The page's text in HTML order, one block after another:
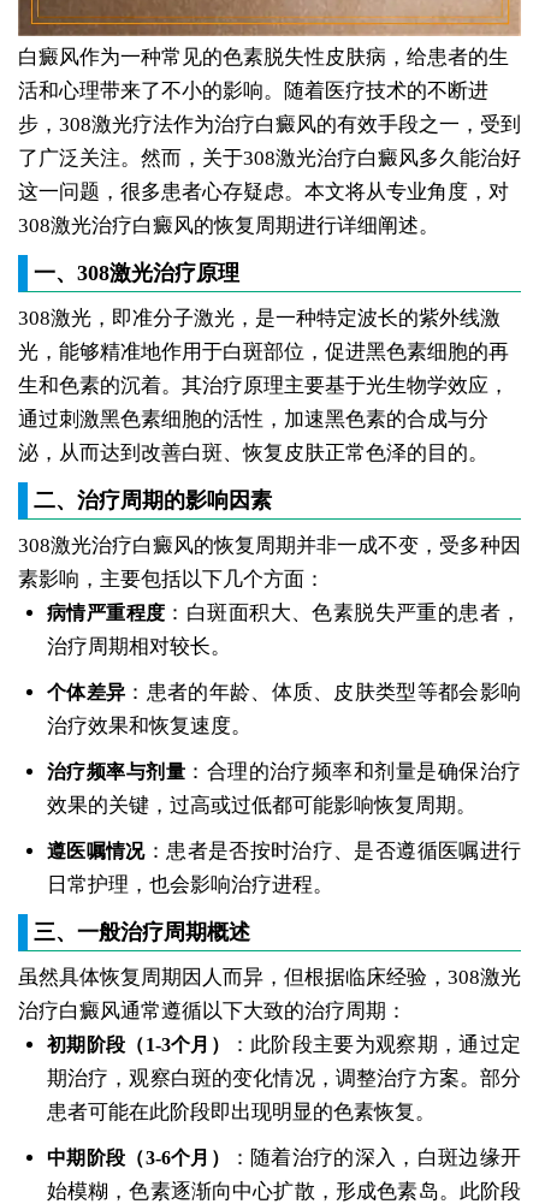
白癜风作为一种常见的色素脱失性皮肤病，给患者的生
活和心理带来了不小的影响。随着医疗技术的不断进
步，308激光疗法作为治疗白癜风的有效手段之一，受到
了广泛关注。然而，关于308激光治疗白癜风多久能治好
这一问题，很多患者心存疑虑。本文将从专业角度，对
308激光治疗白癜风的恢复周期进行详细阐述。
一、308激光治疗原理
308激光，即准分子激光，是一种特定波长的紫外线激
光，能够精准地作用于白斑部位，促进黑色素细胞的再
生和色素的沉着。其治疗原理主要基于光生物学效应，
通过刺激黑色素细胞的活性，加速黑色素的合成与分
泌，从而达到改善白斑、恢复皮肤正常色泽的目的。
二、治疗周期的影响因素
308激光治疗白癜风的恢复周期并非一成不变，受多种因
素影响，主要包括以下几个方面：
病情严重程度 ：白斑面积大、色素脱失严重的患者，
治疗周期相对较长。
个体差异 ：患者的年龄、体质、皮肤类型等都会影响
治疗效果和恢复速度。
治疗频率与剂量 ：合理的治疗频率和剂量是确保治疗
效果的关键，过高或过低都可能影响恢复周期。
遵医嘱情况：患者是否按时治疗、是否遵循医嘱进行
日常护理，也会影响治疗进程。
三、一般治疗周期概述
虽然具体恢复周期因人而异，但根据临床经验，308激光
治疗白癜风通常遵循以下大致的治疗周期：
初期阶段（1-3个月）
：此阶段主要为观察期，通过定
期治疗，观察白斑的变化情况，调整治疗方案。部分
患者可能在此阶段即出现明显的色素恢复。
中期阶段（3-6个月）
：随着治疗的深入，白斑边缘开
始模糊，色素逐渐向中心扩散，形成色素岛。此阶段